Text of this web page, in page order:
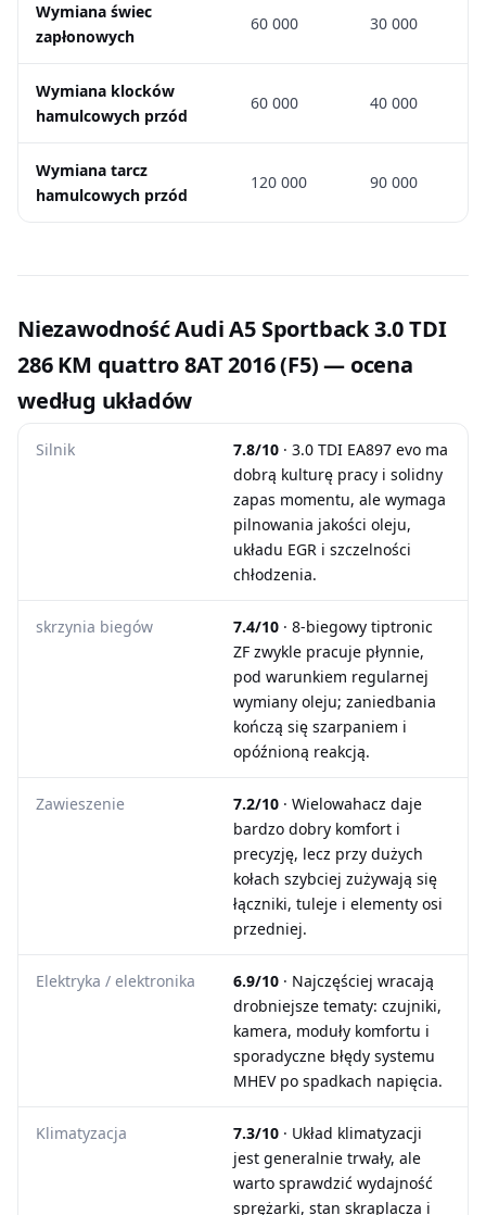
Wymiana świec
zapłonowych
60 000 30 000
Wymiana klocków
hamulcowych przód
60 000 40 000
Wymiana tarcz
hamulcowych przód
120 000 90 000
Niezawodność Audi A5 Sportback 3.0 TDI
286 KM quattro 8AT 2016 (F5) — ocena
według układów
Silnik 7.8/10 · 3.0 TDI EA897 evo ma
dobrą kulturę pracy i solidny
zapas momentu, ale wymaga
pilnowania jakości oleju,
układu EGR i szczelności
chłodzenia.
skrzynia biegów 7.4/10 · 8-biegowy tiptronic
ZF zwykle pracuje płynnie,
pod warunkiem regularnej
wymiany oleju; zaniedbania
kończą się szarpaniem i
opóźnioną reakcją.
Zawieszenie 7.2/10 · Wielowahacz daje
bardzo dobry komfort i
precyzję, lecz przy dużych
kołach szybciej zużywają się
łączniki, tuleje i elementy osi
przedniej.
Elektryka / elektronika 6.9/10 · Najczęściej wracają
drobniejsze tematy: czujniki,
kamera, moduły komfortu i
sporadyczne błędy systemu
MHEV po spadkach napięcia.
Klimatyzacja 7.3/10 · Układ klimatyzacji
jest generalnie trwały, ale
warto sprawdzić wydajność
sprężarki, stan skraplacza i